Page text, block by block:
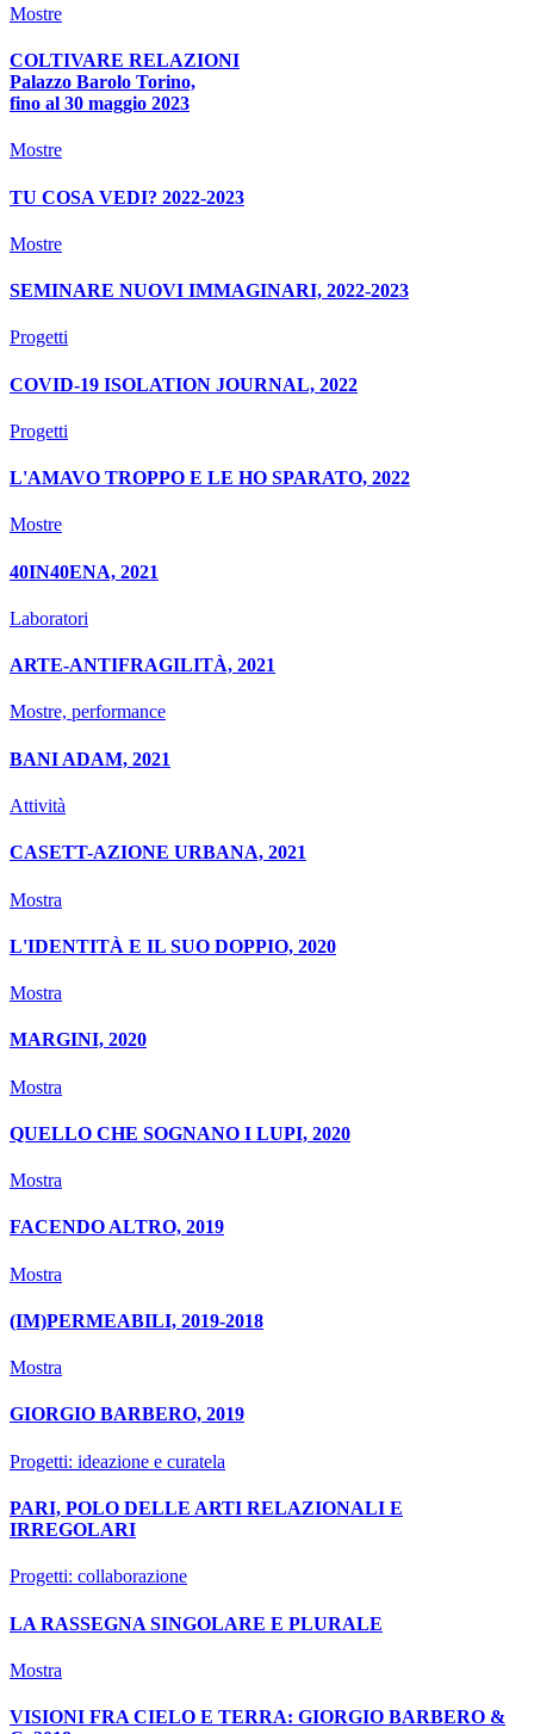
Mostre
COLTIVARE RELAZIONI
Palazzo Barolo Torino,
fino al 30 maggio 2023
Mostre
TU COSA VEDI? 2022-2023
Mostre
SEMINARE NUOVI IMMAGINARI, 2022-2023
Progetti
COVID-19 ISOLATION JOURNAL, 2022
Progetti
L'AMAVO TROPPO E LE HO SPARATO, 2022
Mostre
40IN40ENA, 2021
Laboratori
ARTE-ANTIFRAGILITÀ, 2021
Mostre, performance
BANI ADAM, 2021
Attività
CASETT-AZIONE URBANA, 2021
Mostra
L'IDENTITÀ E IL SUO DOPPIO, 2020
Mostra
MARGINI, 2020
Mostra
QUELLO CHE SOGNANO I LUPI, 2020
Mostra
FACENDO ALTRO, 2019
Mostra
(IM)PERMEABILI, 2019-2018
Mostra
GIORGIO BARBERO, 2019
Progetti: ideazione e curatela
PARI, POLO DELLE ARTI RELAZIONALI E
IRREGOLARI
Progetti: collaborazione
LA RASSEGNA SINGOLARE E PLURALE
Mostra
VISIONI FRA CIELO E TERRA: GIORGIO BARBERO &